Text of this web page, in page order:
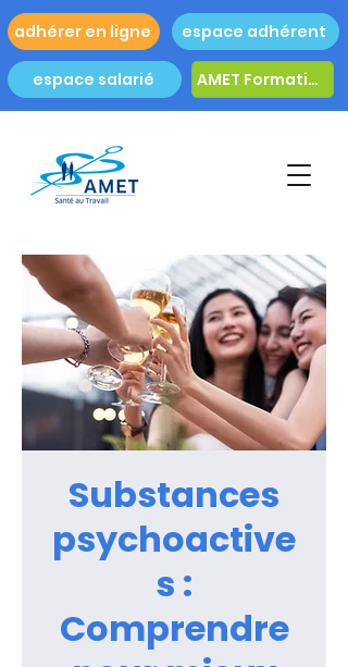
adhérer en ligne espace adhérent
espace salarié AMET Formation
Substances
psychoactive
s :
Comprendre